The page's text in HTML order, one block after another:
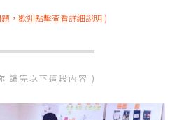
，歡迎點擊查看詳細說明 )
讀完以下這段內容 )